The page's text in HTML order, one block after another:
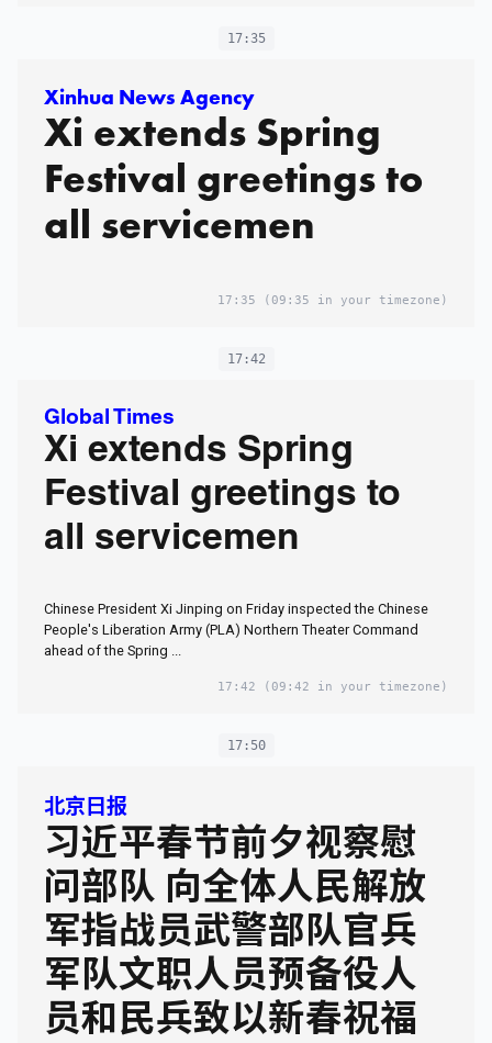
17:35
Xinhua News Agency
Xi extends Spring
Festival greetings to
all servicemen
17:35 (09:35 in your timezone)
17:42
Global Times
Xi extends Spring
Festival greetings to
all servicemen
Chinese President Xi Jinping on Friday inspected the Chinese
People's Liberation Army (PLA) Northern Theater Command
ahead of the Spring ...
17:42 (09:42 in your timezone)
17:50
北京日报
习近平春节前夕视察慰
问部队 向全体人民解放
军指战员武警部队官兵
军队文职人员预备役人
员和民兵致以新春祝福